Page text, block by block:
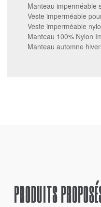
Manteau imperméable
Veste imperméable
Veste imperméable
Manteau 100% Nylon
Manteau automne
PRODUITS